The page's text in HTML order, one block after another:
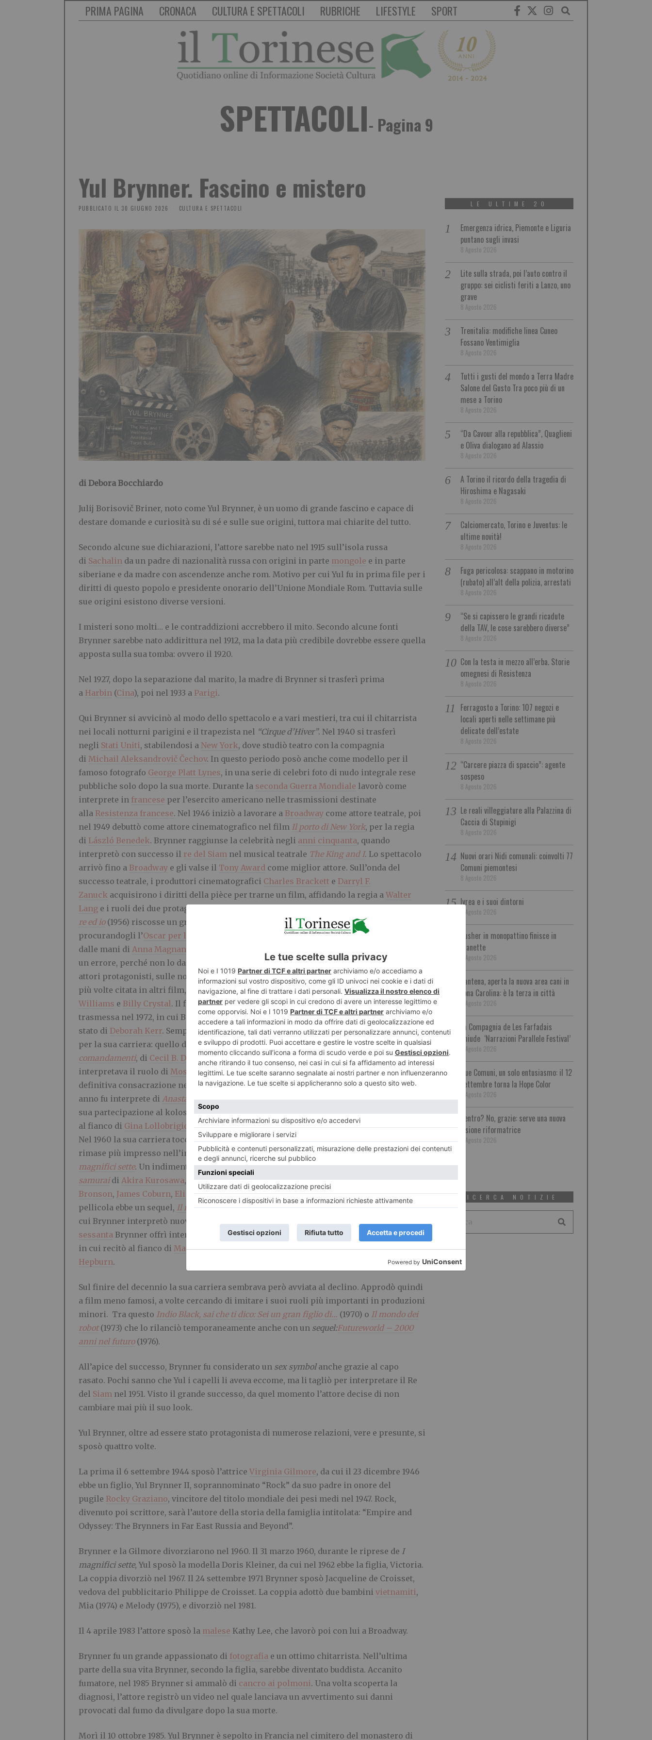
PRIMA PAGINA CRONACA CULTURA E SPETTACOLI RUBRICHE LIFESTYLE SPORT
SPETTACOLI- Pagina 9
Yul Brynner. Fascino e mistero
PUBBLICATO IL 30 GIUGNO 2026 CULTURA E SPETTACOLI
di Debora Bocchiardo
Julij Borisovič Briner, noto come Yul Brynner, è un uomo di grande fascino e capace di
destare domande e curiosità su di sé e sulle sue origini, tuttora mai chiarite del tutto.
Secondo alcune sue dichiarazioni, l’attore sarebbe nato nel 1915 sull’isola russa
di Sachalin da un padre di nazionalità russa con origini in parte mongole e in parte
siberiane e da madre con ascendenze anche rom. Motivo per cui Yul fu in prima file per i
diritti di questo popolo e presidente onorario dell’Unione Mondiale Rom. Tuttavia sulle
sue origini esistono diverse versioni.
I misteri sono molti… e le contraddizioni accrebbero il mito. Secondo alcune fonti
Brynner sarebbe nato addirittura nel 1912, ma la data più credibile dovrebbe essere quella
apposta sulla sua tomba: ovvero il 1920.
Nel 1927, dopo la separazione dal marito, la madre di Brynner si trasferì prima
a Harbin (Cina), poi nel 1933 a Parigi.
Qui Brynner si avvicinò al modo dello spettacolo e a vari mestieri, tra cui il chitarrista
nei locali notturni parigini e il trapezista nel “Cirque d’Hiver”. Nel 1940 si trasferì
negli Stati Uniti, stabilendosi a New York, dove studiò teatro con la compagnia
di Michail Aleksandrovič Čechov. In questo periodo posò anche come modello per il
famoso fotografo George Platt Lynes, in una serie di celebri foto di nudo integrale rese
pubbliche solo dopo la sua morte. Durante la seconda Guerra Mondiale lavorò come
interprete in francese per l’esercito americano nelle trasmissioni destinate
alla Resistenza francese. Nel 1946 iniziò a lavorare a Broadway come attore teatrale, poi
nel 1949 debuttò come attore cinematografico nel film Il porto di New York, per la regia
di László Benedek. Brynner raggiunse la celebrità negli anni cinquanta, quando
interpretò con successo il re del Siam nel musical teatrale The King and I. Lo spettacolo
arrivò fino a Broadway e gli valse il Tony Award come miglior attore. Sull’onda del
successo teatrale, i produttori cinematografici Charles Brackett e Darryl F.
Zanuck acquisirono i diritti della pièce per trarne un film, affidando la regia a Walter
Lang e i ruoli dei due protagonisti ancora una volta a Brynner e a
re ed io(1956) riscosse un grande successo e lanciò l’attore anche sul grande schermo,
procurandogli l’Oscar per la migliore interpretazione maschile. Nel ricevere il premio
dalle mani di Anna Magnani
un errore, perché non lo darò indietro per nulla al mondo”. La scena del ballo tra i due
attori protagonisti, sulle note diShall We Dance?è diventata un cult del grande schermo,
più volte citata in altri film, come nella commediaDue padri di troppo(1997) conRobin
Williams e Billy Crystal. Il film ispirò anche una serie televisiva intitolataAnna ed io,
trasmessa nel 1972, in cui Brynner ebbe come partnerSamantha Eggarnel ruolo che era
stato di Deborah Kerr. Sempre nel 1956 Brynner affrontò un altro ruolo fondamentale
per la sua carriera: quello del crudele faraoneRamses IInel kolossalI dieci
comandamenti, di Cecil B. DeMille, in cui recitò al fianco diCharlton Hestonche
interpretava il ruolo di Mosè
. Brynner offrì un’altra memorabile interpretazione, con la
definitiva consacrazione nel panorama delle nuove star hollywoodiane. Nello stesso
anno fu interprete di Anastasia, in cui recitò al fianco diIngrid Bergman. Da segnalare la
sua partecipazione al kolossalSalomone e la regina di Saba(1959), diretto daKing Vidor,
al fianco di Gina Lollobrigida , in cui sostituìTyrone Power, morto durante le riprese.
Nel 1960 la sua carriera toccò l’apice con l’interpretazione del personaggio che forse
rimase più impresso nell’immaginario collettivo: il pistolero Chris Adams nel filmI
magnifici sette. Un indimenticabilewestern, diretto daJohn Sturgese ispirato aI sette
samuraidi Akira Kurosawa, con un cast eccezionale:Steve McQueen,Charles
Bronson, James Coburn, Eli Wallach,Robert Vaughn,Brad DextereHorst Buchholz. La
pellicola ebbe un sequel, Il ritorno dei magnifici sette(1966), diretto daBurt Kennedy, in
cui Brynner interpretò nuovamente il ruolo di Chris Adams. Nel corso degli
sessanta Brynner offrì interpretazioni in film di grande successo come I morituri(1965),
in cui recitò al fianco di Marlon Brando, eLa pazza di Chaillot(1969), conKatharine
Hepburn.
Sul finire del decennio la sua carriera sembrava però avviata al declino. Approdò quindi
a film meno famosi, a volte cercando di imitare i suoi ruoli più importanti in produzioni
minori. Tra questo Indio Black, sai che ti dico: Sei un gran figlio di… (1970) o Il mondo dei
robot (1973) che lo rilanciò temporaneamente anche con un sequel:Futureworld – 2000
anni nel futuro(1976).
All’apice del successo, Brynner fu considerato un sex symbolanche grazie al capo
rasato. Pochi sanno che Yul i capelli li aveva eccome, ma li tagliò per interpretare il Re
del Siam nel 1951. Visto il grande successo, da quel momento l’attore decise di non
cambiare mai più il suo look.
Yul Brynner, oltre ad essere stato protagonista di numerose relazioni, vere e presunte, si
sposò quattro volte.
La prima il 6 settembre 1944 sposò l’attrice Virginia Gilmore, da cui il 23 dicembre 1946
ebbe un figlio, Yul Brynner II, soprannominato “Rock” da suo padre in onore del
pugile Rocky Graziano, vincitore del titolo mondiale dei pesi medi nel 1947. Rock,
divenuto poi scrittore, sarà l’autore della storia della famiglia intitolata: “Empire and
Odyssey: The Brynners in Far East Russia and Beyond”.
Brynner e la Gilmore divorziarono nel 1960. Il 31 marzo 1960, durante le riprese de I
magnifici sette, Yul sposò la modella Doris Kleiner, da cui nel 1962 ebbe la figlia, Victoria.
La coppia divorziò nel 1967. Il 24 settembre 1971 Brynner sposò Jacqueline de Croisset,
vedova del pubblicitario Philippe de Croisset. La coppia adottò due bambini vietnamiti,
Mia (1974) e Melody (1975), e divorziò nel 1981.
Il 4 aprile 1983 l’attore sposò la malese Kathy Lee, che lavorò poi con lui a Broadway.
Brynner fu un grande appassionato di fotografia e un ottimo chitarrista. Nell’ultima
parte della sua vita Brynner, secondo la figlia, sarebbe diventato buddista. Accanito
fumatore, nel 1985 Brynner si ammalò di cancro ai polmoni. Una volta scoperta la
diagnosi, l’attore registrò un video nel quale lanciava un avvertimento sui danni
provocati dal fumo da divulgare dopo la sua morte.
Morì il 10 ottobre 1985. Yul Brynner è sepolto in Francia nel cimitero del monastero di
LE ULTIME 20
Emergenza idrica, Piemonte e Liguria
puntano sugli invasi
8 Agosto 2026
Lite sulla strada, poi l’auto contro il
gruppo: sei ciclisti feriti a Lanzo, uno
grave
8 Agosto 2026
Trenitalia: modifiche linea Cuneo
Fossano Ventimiglia
8 Agosto 2026
Tutti i gusti del mondo a Terra Madre
Salone del Gusto Tra poco più di un
mese a Torino
8 Agosto 2026
“Da Cavour alla repubblica”, Quaglieni
e Oliva dialogano ad Alassio
8 Agosto 2026
A Torino il ricordo della tragedia di
Hiroshima e Nagasaki
8 Agosto 2026
Calciomercato, Torino e Juventus: le
ultime novità!
8 Agosto 2026
Fuga pericolosa: scappano in motorino
(rubato) all’alt della polizia, arrestati
8 Agosto 2026
“Se si capissero le grandi ricadute
della TAV, le cose sarebbero diverse”
8 Agosto 2026
Con la testa in mezzo all’erba. Storie
omegnesi di Resistenza
8 Agosto 2026
Ferragosto a Torino: 107 negozi e
locali aperti nelle settimane più
delicate dell’estate
8 Agosto 2026
“Carcere piazza di spaccio”: agente
sospeso
8 Agosto 2026
Le reali villeggiature alla Palazzina di
Caccia di Stupinigi
8 Agosto 2026
Nuovi orari Nidi comunali: coinvolti 77
Comuni piemontesi
8 Agosto 2026
Ivrea e i suoi dintorni
8 Agosto 2026
Pusher in monopattino finisce in
manette
8 Agosto 2026
Santena, aperta la nuova area cani in
zona Carolina: è la terza in città
8 Agosto 2026
La Compagnia de Les Farfadais
chiude ‘Narrazioni Parallele Festival’
8 Agosto 2026
Due Comuni, un solo entusiasmo: il 12
settembre torna la Hope Color
8 Agosto 2026
Centro? No, grazie: serve una nuova
visione riformatrice
8 Agosto 2026
RICERCA NOTIZIE